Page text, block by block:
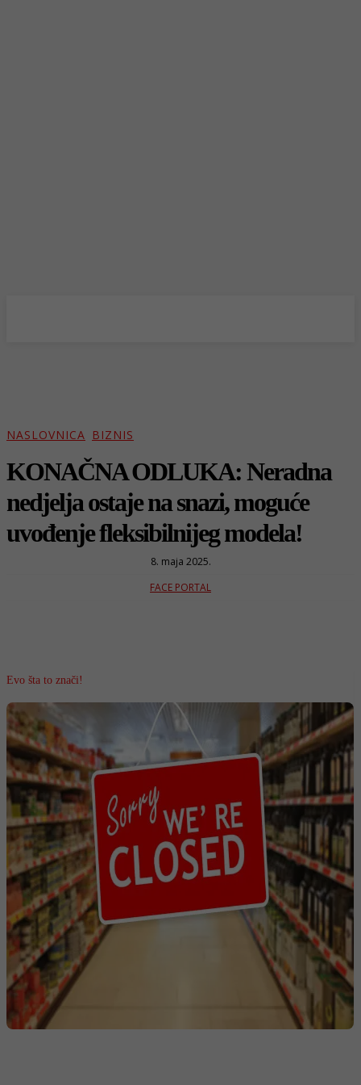
NASLOVNICA BIZNIS
KONAČNA ODLUKA: Neradna
nedjelja ostaje na snazi, moguće
uvođenje fleksibilnijeg modela!
8. maja 2025.
FACE PORTAL
Evo šta to znači!